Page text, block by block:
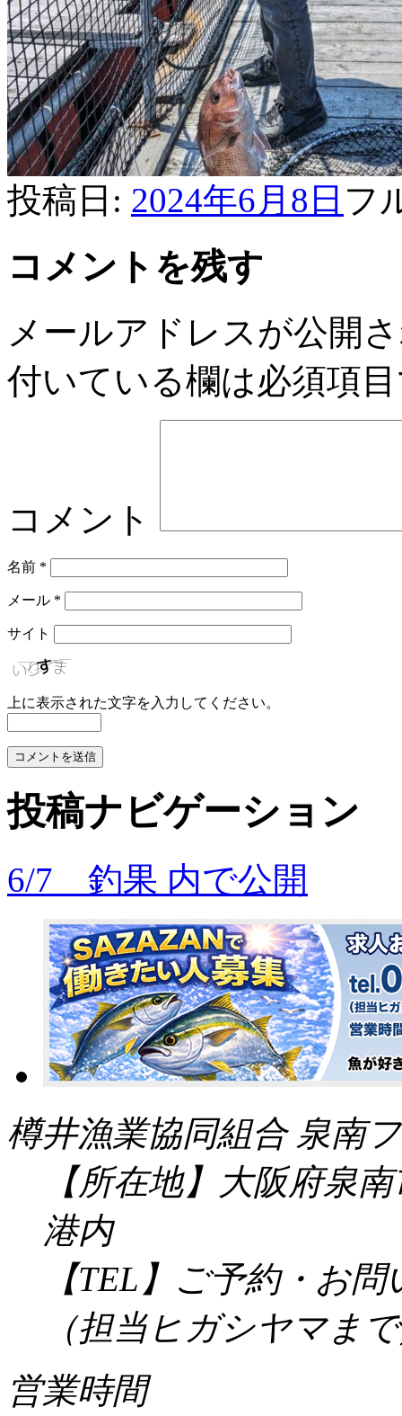
投稿日: 2024年6月8日 フ
コメントを残す
メールアドレスが公開
付いている欄は必須項
コメント
名前 *
メール *
サイト
上に表示された文字を入力してください。
投稿ナビゲーション
6/7 釣果 内で公開
樽井漁業協同組合 泉南
【所在地】大阪府泉
港内
【TEL】ご予約・お
（担当ヒガシヤマま
営業時間